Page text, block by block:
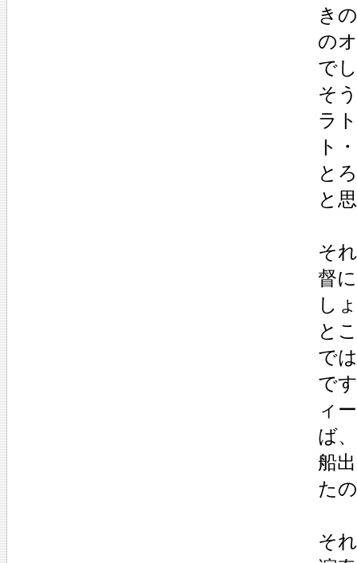
き
の
で
そ
ラ
ト
と
と
そ
督
し
と
で
で
ィ
ば
船
た
そ